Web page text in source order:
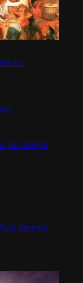
la
de Gráfica
decente